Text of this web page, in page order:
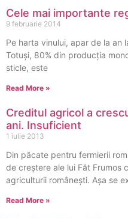
Cele mai importante
9 februarie 2014
Pe harta vinului, apar de la an
Totuşi, 80% din producţia
sticle, este
Read More »
Creditul agricol a
ani. Insuficient
1 iulie 2013
Din păcate pentru fermierii
de creștere ale lui Făt Frumos
agriculturii românești. Așa se
Read More »